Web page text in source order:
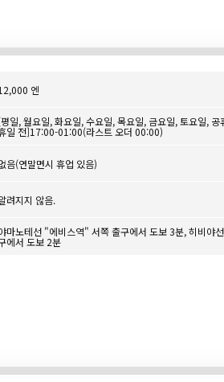
엔
일, 월요일, 화요일, 수요일, 목요일, 금요일, 토요일, 공
일 전]17:00-01:00(라스트 오더 00:00)
음(연말면시 휴업 있음)
려지지 않음.
마노테선 "에비스역" 서쪽 출구에서 도보 3분, 히비야
에서 도보 2분